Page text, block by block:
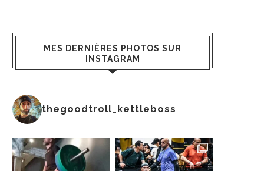
MES DERNIÈRES PHOTOS SUR
INSTAGRAM
thegoodtroll_kettleboss